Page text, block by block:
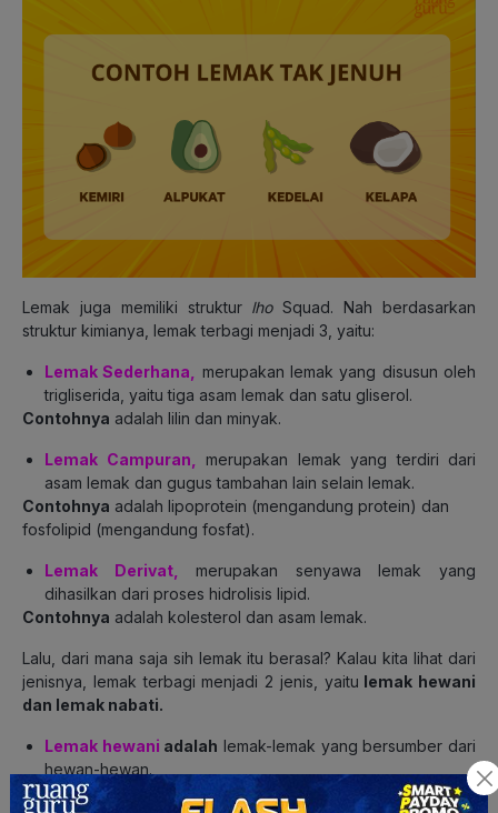
Lemak juga memiliki struktur lhoSquad. Nah berdasarkan
struktur kimianya, lemak terbagi menjadi 3, yaitu:
Lemak Sederhana,
merupakan lemak yang disusun oleh
trigliserida, yaitu tiga asam lemak dan satu gliserol.
Contohnya adalah lilin dan minyak.
Lemak Campuran,
merupakan lemak yang terdiri dari
asam lemak dan gugus tambahan lain selain lemak.
Contohnya adalah lipoprotein (mengandung protein) dan
fosfolipid (mengandung fosfat).
Lemak Derivat,
merupakan senyawa lemak yang
dihasilkan dari proses hidrolisis lipid.
Contohnya adalah kolesterol dan asam lemak.
Lalu, dari mana saja sih lemak itu berasal? Kalau kita lihat dari
jenisnya, lemak terbagi menjadi 2 jenis, yaitu lemak hewani
dan lemak nabati.
Lemak hewani adalah lemak-lemak yang bersumber dari
hewan-hewan.
Contohdari lemak ini adalah susu, telur, ikan laut, minyak